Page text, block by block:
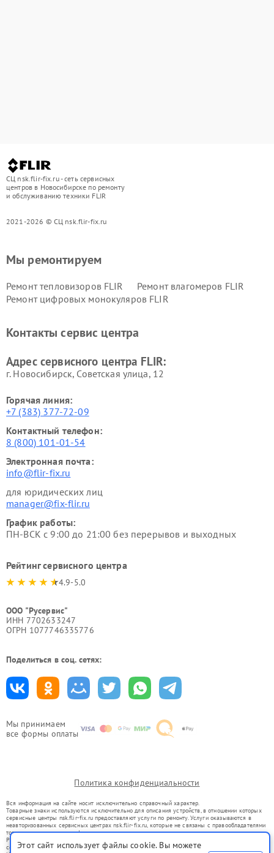
СЦ nsk.flir-fix.ru - сеть сервисных
центров в Новосибирске по ремонту
и обслуживанию техники FLIR
2021-2026 © СЦ nsk.flir-fix.ru
Мы принимаем
все формы оплаты
Мы ремонтируем
Ремонт тепловизоров FLIR
Ремонт влагомеров FLIR
Ремонт цифровых монокуляров FLIR
Контакты сервис центра
Адрес сервисного центра FLIR:
г. Новосибирск, Советская улица, 12
Горячая линия:
+7 (383) 377-72-09
Контактный телефон:
8 (800) 101-01-54
Электронная почта:
info@flir-fix.ru
для юридических лиц
manager@fix-flir.ru
График работы:
ПН-ВСК с 9:00 до 21:00 без перерывов и выходных
Рейтинг сервисного центра
4.9-5.0
ООО "Русервис"
ИНН 7702633247
ОГРН 1077746335776
Поделиться в соц. сетях:
Политика конфиденциальности
Вся информация на сайте носит исключительно справочный характер.
Товарные знаки используются исключительно для описания устройств, в отношении которых
сервисные центры nsk.flir-fix.ru предоставляют услуги по ремонту. Услуги оказываются в
неавторизованных сервисных центрах nsk.flir-fix.ru, которые не связаны с правообладателями
товарных знаков или их официальными представителями.
Ремонт осуществляется для устройств, уже введенных в гражданский оборот в соответствии
со статьей 1487 ГК РФ.
Этот сайт использует файлы cookie. Вы можете